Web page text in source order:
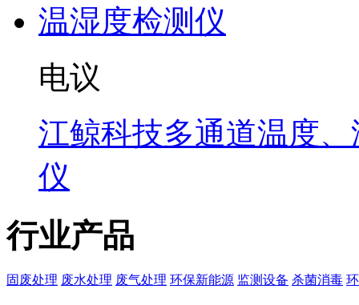
电议
江鲸科技多通道温度
仪
行业产品
固废处理 废水处理 废气处理 环保新能源 监测设备 杀菌消毒